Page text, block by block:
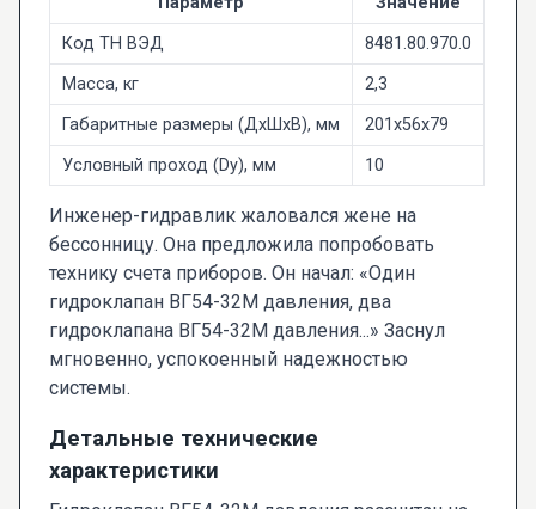
Код ТН ВЭД
8481.80.970.0
Масса, кг
2,3
Габаритные размеры (ДxШxВ), мм
201x56x79
Условный проход (Dy), мм
10
Инженер-гидравлик жаловался жене на
бессонницу. Она предложила попробовать
технику счета приборов. Он начал: «Один
гидроклапан ВГ54-32М давления, два
гидроклапана ВГ54-32М давления...» Заснул
мгновенно, успокоенный надежностью
системы.
Детальные технические
характеристики